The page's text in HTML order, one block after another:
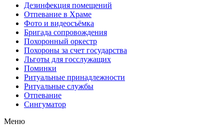
Дезинфекция помещений
Отпевание в Храме
Фото и видеосъёмка
Бригада сопровождения
Похоронный оркестр
Похороны за счет государства
Льготы для госслужащих
Поминки
Ритуальные принадлежности
Ритуальные службы
Отпевание
Сингуматор
Меню